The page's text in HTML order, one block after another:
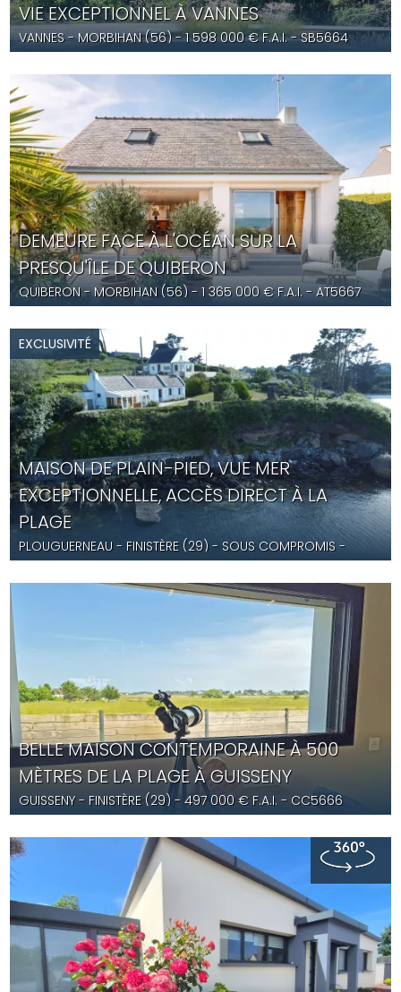
VIE EXCEPTIONNEL À VANNES
VANNES- MORBIHAN (56) -1 598 000€ F.A.I.- SB5664
DEMEURE FACE À L'OCÉAN SUR LA
PRESQU'ÎLE DE QUIBERON
QUIBERON- MORBIHAN (56) -1 365 000€ F.A.I.- AT5667
MAISON DE PLAIN-PIED, VUE MER
EXCEPTIONNELLE, ACCÈS DIRECT À LA
PLAGE
PLOUGUERNEAU - FINISTÈRE (29) - SOUS COMPROMIS -
CC5676
EXCLUSIVITÉ
BELLE MAISON CONTEMPORAINE À 500
MÈTRES DE LA PLAGE À GUISSENY
GUISSENY- FINISTÈRE (29) -497 000 € F.A.I. - CC5666